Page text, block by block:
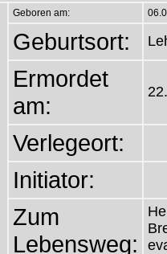
Geboren am:
Geburtsort:
Ermordet
am:
Verlegeort:
Initiator:
Zum
Lebensweg: